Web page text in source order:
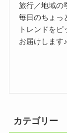
旅行／地域
毎日のちょっ
トレンドをピ
お届けします♪
カテゴリー